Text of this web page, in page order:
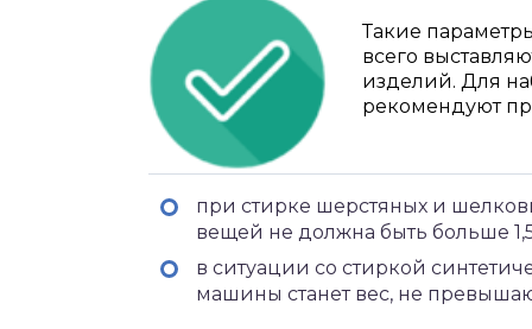
Такие
всего
изделий. Для
рекомендуют
при стирке шерстяных и
вещей не должна быть больше
в ситуации со стиркой
машины станет вес, не